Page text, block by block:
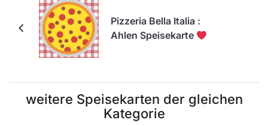
Pizzeria Bella Italia :
Ahlen Speisekarte
weitere Speisekarten der gleichen
Kategorie